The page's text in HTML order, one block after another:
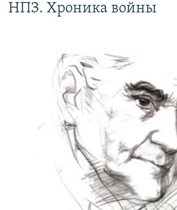
НПЗ. Хроника войны